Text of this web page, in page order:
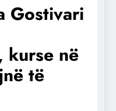
Gostivari
kurse në
të